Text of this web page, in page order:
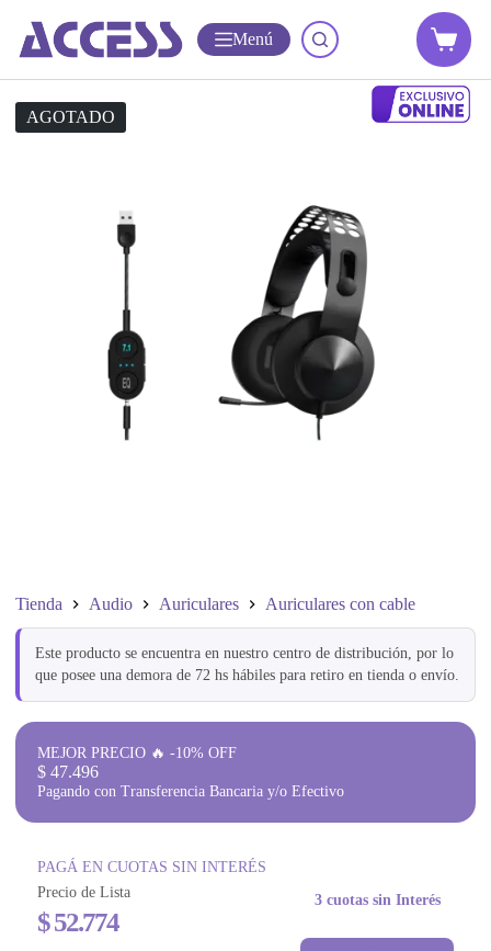
Menú
AGOTADO
Tienda Audio Auriculares Auriculares con cable
Este producto se encuentra en nuestro centro de distribución, por lo
que posee una demora de 72 hs hábiles para retiro en tienda o envío.
MEJOR PRECIO 🔥 -10% OFF
$ 47.496
Pagando con Transferencia Bancaria y/o Efectivo
PAGÁ EN CUOTAS SIN INTERÉS
Precio de Lista
$52.774
3 cuotas sin Interés